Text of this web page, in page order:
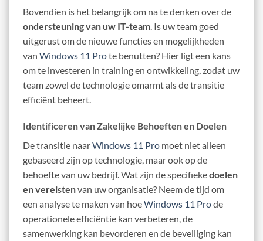
Bovendien is het belangrijk om na te denken over de
ondersteuning van uw IT-team . Is uw team goed
uitgerust om de nieuwe functies en mogelijkheden
van Windows 11 Prote benutten? Hier ligt een kans
om te investeren in training en ontwikkeling, zodat uw
team zowel de technologie omarmt als de transitie
efficiënt beheert.
Identificeren van Zakelijke Behoeften en Doelen
De transitie naarWindows 11 Pro moet niet alleen
gebaseerd zijn op technologie, maar ook op de
behoefte van uw bedrijf. Wat zijn de specifiekedoelen
en vereistenvan uw organisatie? Neem de tijd om
een analyse te maken van hoeWindows 11 Prode
operationele efficiëntie kan verbeteren, de
samenwerking kan bevorderen en de beveiliging kan